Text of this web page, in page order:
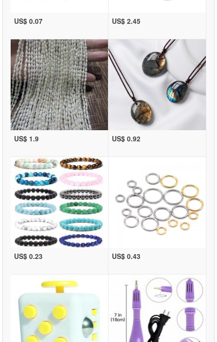
US$ 0.07 US$ 2.45
US$ 1.9 US$ 0.92
US$ 0.23 US$ 0.43